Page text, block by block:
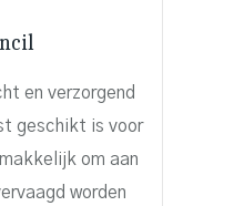
en verzorgend
geschikt is voor
om aan
worden